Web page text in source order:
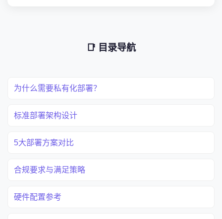
📑 目录导航
为什么需要私有化部署？
标准部署架构设计
5大部署方案对比
合规要求与满足策略
硬件配置参考